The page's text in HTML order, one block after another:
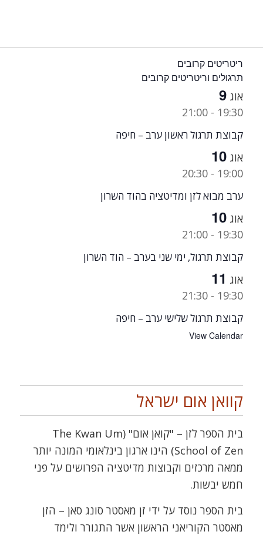
ריטריטים קרובים
תרגולים וריטריטים קרובים
אוג 9
19:30
-
21:00
קבוצת תרגול ראשון ערב – חיפה
אוג 10
19:00
-
20:30
ערב מבוא לזן ומדיטציה בהוד השרון
אוג 10
19:30
-
21:00
קבוצת תרגול, ימי שני בערב – הוד השרון
אוג 11
19:30
-
21:30
קבוצת תרגול שלישי ערב – חיפה
View Calendar
קוואן אום ישראל
בית הספר לזן – "קואן אום" (The Kwan Um
School of Zen) הינו ארגון בינלאומי המונה יותר
ממאה מרכזים וקבוצות מדיטציה הפרושים על פני
חמש יבשות.
בית הספר נוסד על ידי זן מאסטר סונג סאן – הזן
מאסטר הקוריאני הראשון אשר התגורר ולימד